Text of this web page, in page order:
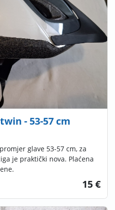
- 53-57 cm
glave 53-57 cm, za
je praktički nova. Plaćena
15 €